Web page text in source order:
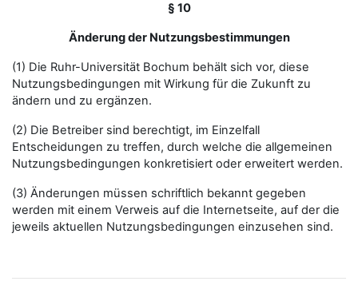
§ 10
Änderung der Nutzungsbestimmungen
(1) Die Ruhr-Universität Bochum behält sich vor, diese
Nutzungsbedingungen mit Wirkung für die Zukunft zu
ändern und zu ergänzen.
(2) Die Betreiber sind berechtigt, im Einzelfall
Entscheidungen zu treffen, durch welche die allgemeinen
Nutzungsbedingungen konkretisiert oder erweitert werden.
(3) Änderungen müssen schriftlich bekannt gegeben
werden mit einem Verweis auf die Internetseite, auf der die
jeweils aktuellen Nutzungsbedingungen einzusehen sind.